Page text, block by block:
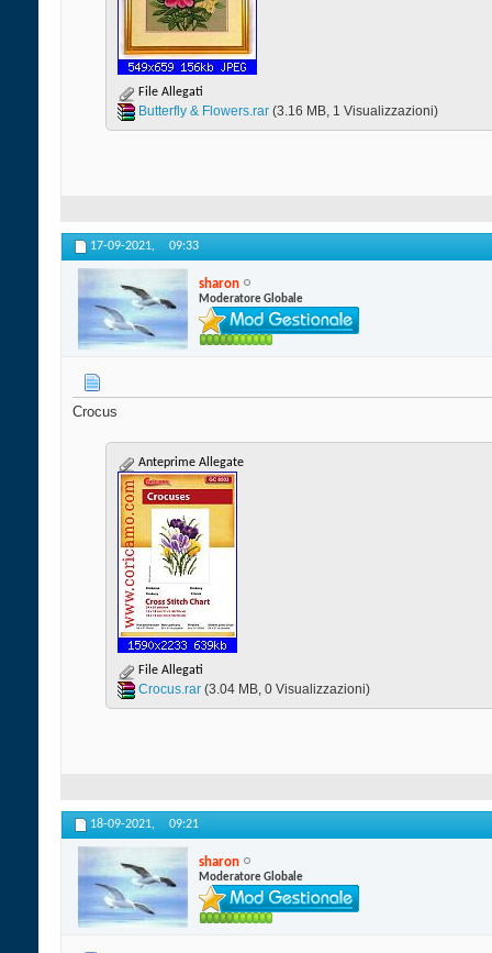
File Allegati
Butterfly & Flowers.rar‎ (3.16 MB, 1 Visualizzazioni)
17-09-2021, 09:33
sharon
Moderatore Globale
Crocus
Anteprime Allegate
File Allegati
Crocus.rar‎ (3.04 MB, 0 Visualizzazioni)
18-09-2021, 09:21
sharon
Moderatore Globale